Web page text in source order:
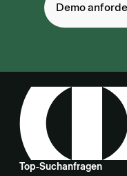
Demo
Top‑Suchanfragen